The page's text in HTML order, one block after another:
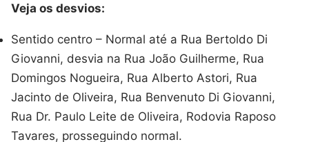
Veja os desvios:
Sentido centro – Normal até a Rua Bertoldo Di
Giovanni, desvia na Rua João Guilherme, Rua
Domingos Nogueira, Rua Alberto Astori, Rua
Jacinto de Oliveira, Rua Benvenuto Di Giovanni,
Rua Dr. Paulo Leite de Oliveira, Rodovia Raposo
Tavares, prosseguindo normal.